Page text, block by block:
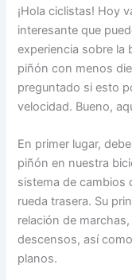
¡Hola ciclistas! Hoy
interesante que
experiencia sobre la
piñón con menos
preguntado si esto
velocidad. Bueno,
En primer lugar,
piñón en nuestra
sistema de cambios
rueda trasera. Su
relación de
descensos, así
planos.